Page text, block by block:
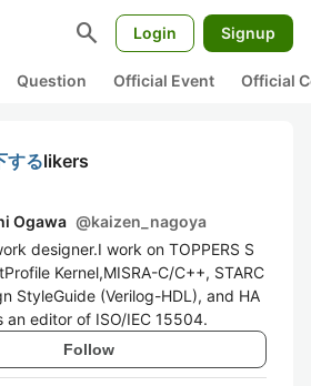
search Login Signup
Question Official Event Official
するlikers
Ogawa @kaizen_nagoya
designer.I work on TOPPERS S
Kernel,MISRA-C/C++, STARC
StyleGuide (Verilog-HDL), and HA
an editor of ISO/IEC 15504.
Follow